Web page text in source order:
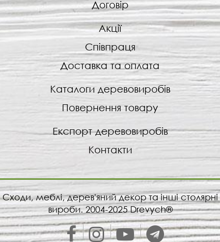
Договір
Акції
Співпраця
Доставка та оплата
Каталоги деревовиробів
Повернення товару
Експорт деревовиробів
Контакти
Сходи, меблі, дерев'яний декор та інші столярні
вироби. 2004-2025 Drevych®